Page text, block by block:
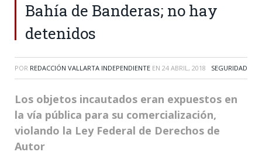
Bahía de Banderas; no hay
detenidos
POR REDACCIÓN VALLARTA INDEPENDIENTE EN 24 ABRIL, 2018 SEGURIDAD
Los objetos incautados eran expuestos en
la vía pública para su comercialización,
violando la Ley Federal de Derechos de
Autor